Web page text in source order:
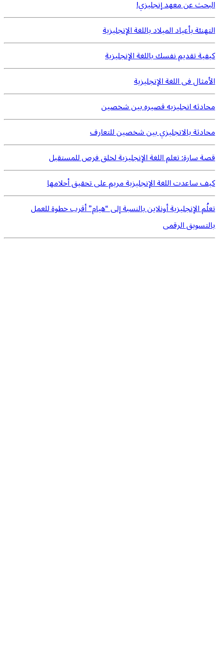
البحث عن معهد إنجليزي!
التهنئة بأعياد الميلاد باللغة الإنجليزية
كيفية تقديم نفسك باللغة الإنجليزية
الأمثال فى اللغة الإنجليزية
محادثه انجليزيه قصيره بين شخصين
محادثة بالانجليزي بين شخصين للتعارف
قصة سارة: تعلم اللغة الإنجليزية لخلق فرص للمستقبل
كيف ساعدت اللغة الإنجليزية مريم على تحقيق أحلامها
تعلُم الإنجليزية أونلاين بالنسبة إلى “هيام” أقرب خطوة للعمل
بالتسويق الرقمى